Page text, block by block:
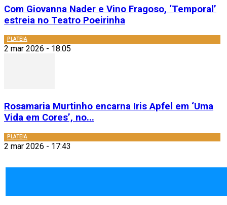
Com Giovanna Nader e Vino Fragoso, ‘Temporal’
estreia no Teatro Poeirinha
PLATEIA
2 mar 2026 - 18:05
Rosamaria Murtinho encarna Iris Apfel em ‘Uma
Vida em Cores’, no...
PLATEIA
2 mar 2026 - 17:43